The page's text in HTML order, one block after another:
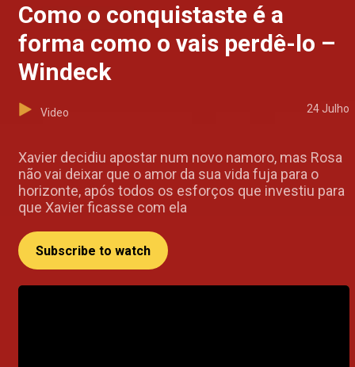
Como o conquistaste é a
forma como o vais perdê-lo –
Windeck
Video 24 Julho
Xavier decidiu apostar num novo namoro, mas Rosa
não vai deixar que o amor da sua vida fuja para o
horizonte, após todos os esforços que investiu para
que Xavier ficasse com ela
Subscribe to watch